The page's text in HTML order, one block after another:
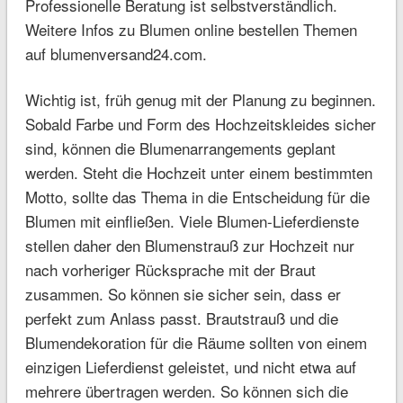
Professionelle Beratung ist selbstverständlich.
Weitere Infos zu Blumen online bestellen Themen
auf blumenversand24.com.
Wichtig ist, früh genug mit der Planung zu beginnen.
Sobald Farbe und Form des Hochzeitskleides sicher
sind, können die Blumenarrangements geplant
werden. Steht die Hochzeit unter einem bestimmten
Motto, sollte das Thema in die Entscheidung für die
Blumen mit einfließen. Viele Blumen-Lieferdienste
stellen daher den Blumenstrauß zur Hochzeit nur
nach vorheriger Rücksprache mit der Braut
zusammen. So können sie sicher sein, dass er
perfekt zum Anlass passt. Brautstrauß und die
Blumendekoration für die Räume sollten von einem
einzigen Lieferdienst geleistet, und nicht etwa auf
mehrere übertragen werden. So können sich die